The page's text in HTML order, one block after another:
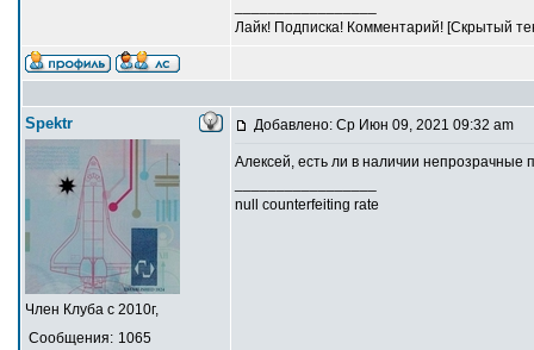
Лайк! Подписка! Комментарий! [Скрытый
Spektr
Член Клуба с 2010г,
Сообщения: 1065
Добавлено: Ср Июн 09, 2021 09:32 am
Алексей, есть ли в наличии непрозрачные
null counterfeiting rate